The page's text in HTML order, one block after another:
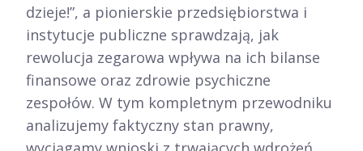
dzieje!”, a pionierskie przedsiębiorstwa i
instytucje publiczne sprawdzają, jak
rewolucja zegarowa wpływa na ich bilanse
finansowe oraz zdrowie psychiczne
zespołów. W tym kompletnym przewodniku
analizujemy faktyczny stan prawny,